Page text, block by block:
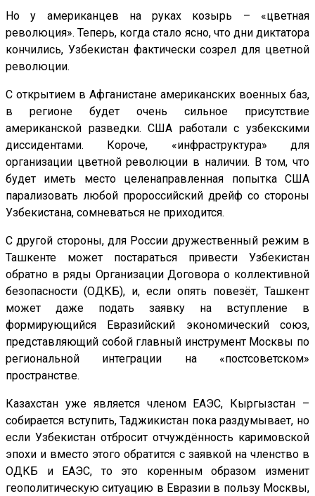
Но у американцев на руках козырь – «цветная
революция». Теперь, когда стало ясно, что дни диктатора
кончились, Узбекистан фактически созрел для цветной
революции.
С открытием в Афганистане американских военных баз,
в регионе будет очень сильное присутствие
американской разведки. США работали с узбекскими
диссидентами. Короче, «инфраструктура» для
организации цветной революции в наличии. В том, что
будет иметь место целенаправленная попытка США
парализовать любой пророссийский дрейф со стороны
Узбекистана, сомневаться не приходится.
С другой стороны, для России дружественный режим в
Ташкенте может постараться привести Узбекистан
обратно в ряды Организации Договора о коллективной
безопасности (ОДКБ), и, если опять повезёт, Ташкент
может даже подать заявку на вступление в
формирующийся Евразийский экономический союз,
представляющий собой главный инструмент Москвы по
региональной интеграции на «постсоветском»
пространстве.
Казахстан уже является членом ЕАЭС, Кыргызстан –
собирается вступить, Таджикистан пока раздумывает, но
если Узбекистан отбросит отчуждённость каримовской
эпохи и вместо этого обратится с заявкой на членство в
ОДКБ и ЕАЭС, то это коренным образом изменит
геополитическую ситуацию в Евразии в пользу Москвы,